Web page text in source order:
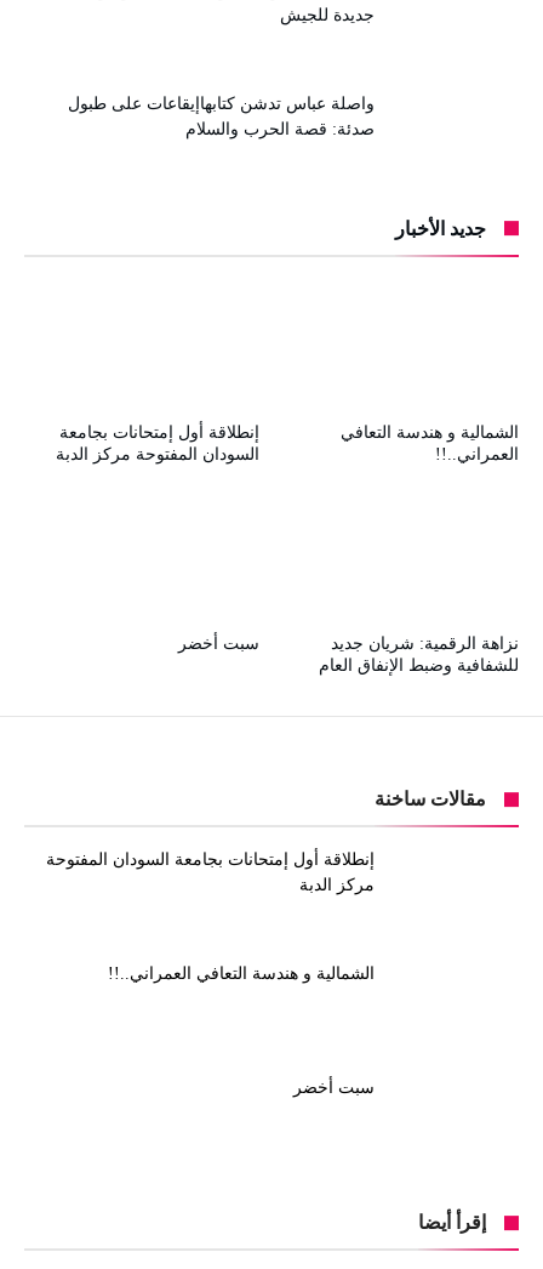
جديدة للجيش
واصلة عباس تدشن كتابهاإيقاعات على طبول
صدئة: قصة الحرب والسلام
جديد الأخبار
إنطلاقة أول إمتحانات بجامعة
السودان المفتوحة مركز الدبة
الشمالية و هندسة التعافي
العمراني..!!
سبت أخضر
نزاهة الرقمية: شريان جديد
للشفافية وضبط الإنفاق العام
مقالات ساخنة
إنطلاقة أول إمتحانات بجامعة السودان المفتوحة
مركز الدبة
الشمالية و هندسة التعافي العمراني..!!
سبت أخضر
إقرأ أيضا